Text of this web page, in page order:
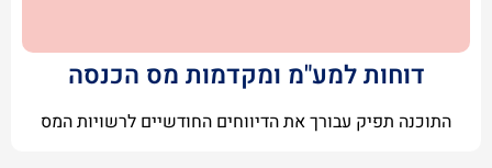
דוחות למע"מ ומקדמות מס הכנסה
התוכנה תפיק עבורך את הדיווחים החודשיים לרשויות המס